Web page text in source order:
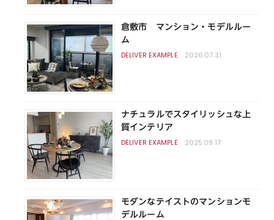
倉敷市 マンション・モデルルー
ム
2026.07.31
ナチュラルでスタイリッシュな上
質インテリア
2025.09.17
モダンなテイストのマンションモ
デルルーム